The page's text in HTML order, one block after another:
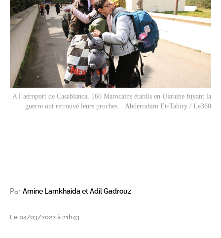
A l’aéroport de Casablanca, 160 Marocains établis en Ukraine fuyant la
guerre ont retrouvé leurs proches. . Abderrahim Et-Tahiry / Le360
Par Amine Lamkhaida et Adil Gadrouz
Le 04/03/2022 à 21h43